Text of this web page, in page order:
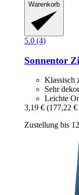
Warenkorb
5.0 (4)
Sonnentor
Klassisch
Sehr
Leichte
3,19 € (177,22
Zustellung bis